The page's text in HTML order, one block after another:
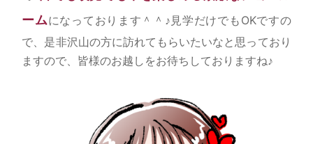
ームになっております＾＾♪見学だけでもOKですの
で、是非沢山の方に訪れてもらいたいなと思っており
ますので、皆様のお越しをお待ちしておりますね♪